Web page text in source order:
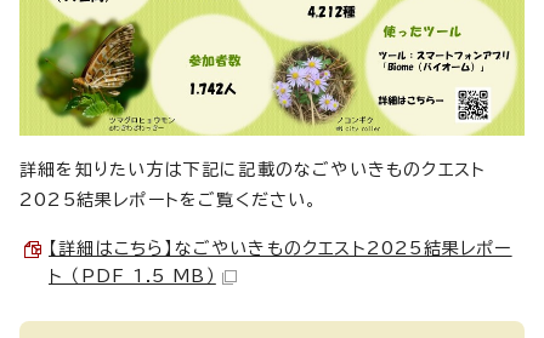
詳細を知りたい方は下記に記載のなごやいきものクエスト
2025結果レポートをご覧ください。
【詳細はこちら】なごやいきものクエスト2025結果レポー
ト （PDF 1.5 MB）